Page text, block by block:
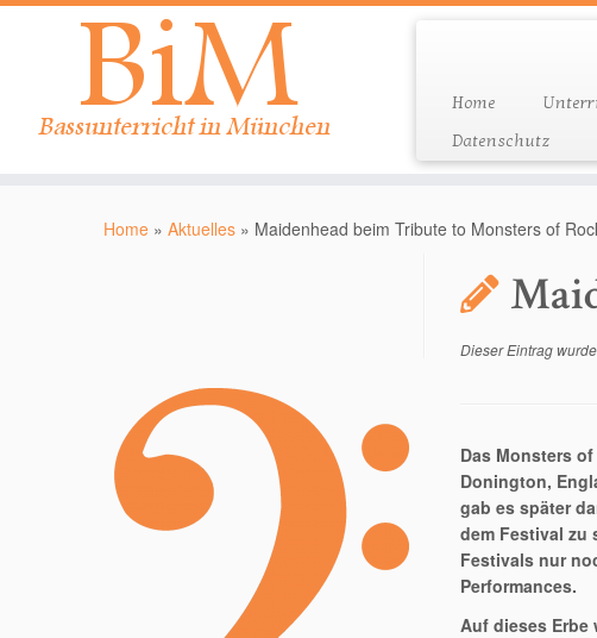
Home
Datenschutz
Home » Aktuelles » Maidenhead beim Tribute to Monsters of
Dieser Eintrag
Das Monsters
Donington,
gab es später
dem Festival zu
Festivals nur
Performances.
Auf dieses Erbe